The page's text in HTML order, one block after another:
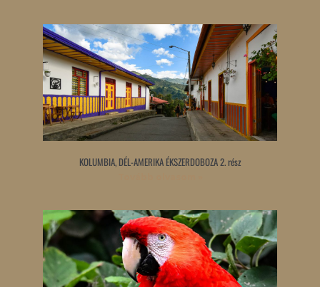
KOLUMBIA, DÉL-AMERIKA ÉKSZERDOBOZA 2. rész